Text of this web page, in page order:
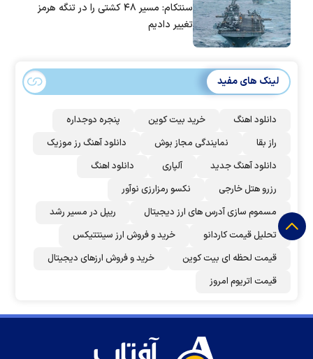
سنتکام: مسیر ۴۸ کشتی را در تنگه هرمز
تغییر دادیم
لینک های مفید
دانلود اهنگ خرید بیت کوین
پنجره دوجداره
راز بقا
نمایندگی مجاز بوش
دانلود آهنگ رز‌ موزیک
دانلود آهنگ جدید
آلپاری
دانلود اهنگ
رزرو هتل خارجی
نکسو رمزارزی نوآور
مسموم سازی آدرس های ارز دیجیتال
ریپل در مسیر رشد
تحلیل قیمت کاردانو
خرید و فروش ارز سینتتیکس
قیمت لحظه ای بیت کوین
خرید و فروش ارزهای دیجیتال
قیمت اتریوم امروز